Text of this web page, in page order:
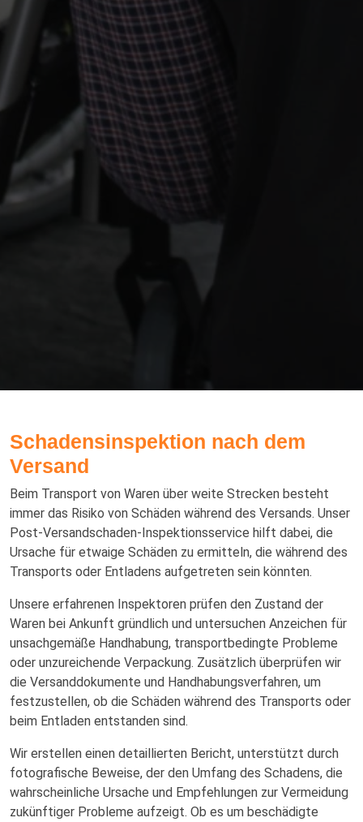
Schadensinspektion nach dem
Versand
Beim Transport von Waren über weite Strecken besteht
immer das Risiko von Schäden während des Versands. Unser
Post-Versandschaden-Inspektionsservice hilft dabei, die
Ursache für etwaige Schäden zu ermitteln, die während des
Transports oder Entladens aufgetreten sein könnten.
Unsere erfahrenen Inspektoren prüfen den Zustand der
Waren bei Ankunft gründlich und untersuchen Anzeichen für
unsachgemäße Handhabung, transportbedingte Probleme
oder unzureichende Verpackung. Zusätzlich überprüfen wir
die Versanddokumente und Handhabungsverfahren, um
festzustellen, ob die Schäden während des Transports oder
beim Entladen entstanden sind.
Wir erstellen einen detaillierten Bericht, unterstützt durch
fotografische Beweise, der den Umfang des Schadens, die
wahrscheinliche Ursache und Empfehlungen zur Vermeidung
zukünftiger Probleme aufzeigt. Ob es um beschädigte